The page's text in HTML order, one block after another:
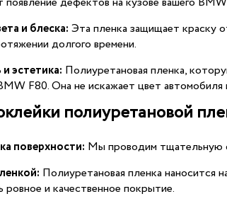
и блеска: Эта пленка защищает краску
долгого времени.
эстетика: Полиуретановая пленка,
F80. Она не искажает цвет автомобиля
полиуретановой
поверхности: Мы проводим тщательную
Полиуретановая пленка наносится
ровное и качественное покрытие.